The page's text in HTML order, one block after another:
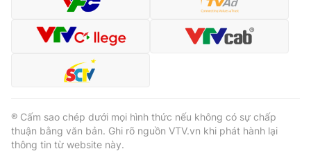
® Cấm sao chép dưới mọi hình thức nếu không có sự chấp
thuận bằng văn bản. Ghi rõ nguồn VTV.vn khi phát hành lại
thông tin từ website này.